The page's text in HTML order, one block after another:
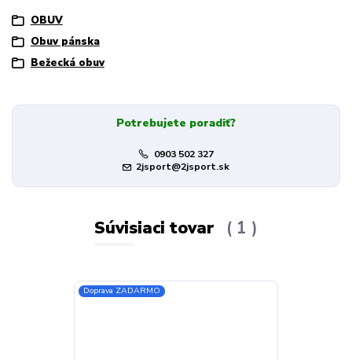
OBUV
Obuv pánska
Bežecká obuv
Potrebujete poradiť?
0903 502 327
2jsport@2jsport.sk
Súvisiaci tovar 1
Doprava ZADARMO